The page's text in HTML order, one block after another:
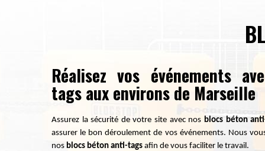
Réalisez vos événements
tags aux environs de Marseille
Assurez la sécurité de votre site avec nos blocs béton
assurer le bon déroulement de vos événements. Nous
nos blocs béton anti-tags afin de vous faciliter le travail.